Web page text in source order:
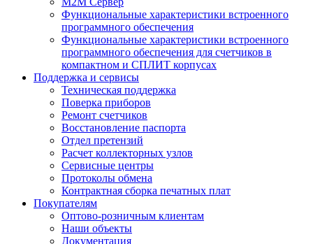
Функциональные характеристики встроенного
программного обеспечения
Функциональные характеристики встроенного
программного обеспечения для счетчиков в
компактном и СПЛИТ корпусах
Поддержка и сервисы
Техническая поддержка
Поверка приборов
Ремонт счетчиков
Восстановление паспорта
Отдел претензий
Расчет коллекторных узлов
Сервисные центры
Протоколы обмена
Контрактная сборка печатных плат
Покупателям
Оптово-розничным клиентам
Наши объекты
Документация